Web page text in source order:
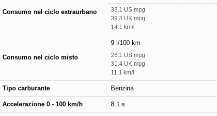
Consumo nel ciclo extraurbano
33.1 US mpg
39.8 UK mpg
14.1 km/l
Consumo nel ciclo misto
9 l/100 km
26.1 US mpg
31.4 UK mpg
11.1 km/l
Tipo carburante Benzina
Accelerazione 0 - 100 km/h 8.1 s